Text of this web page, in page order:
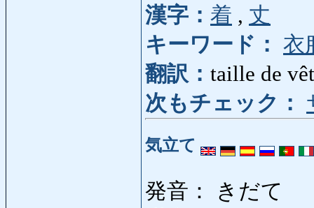
漢字： 着 , 丈
キーワード： 衣
翻訳： taille de
次もチェック：
気立て
発音： きだて